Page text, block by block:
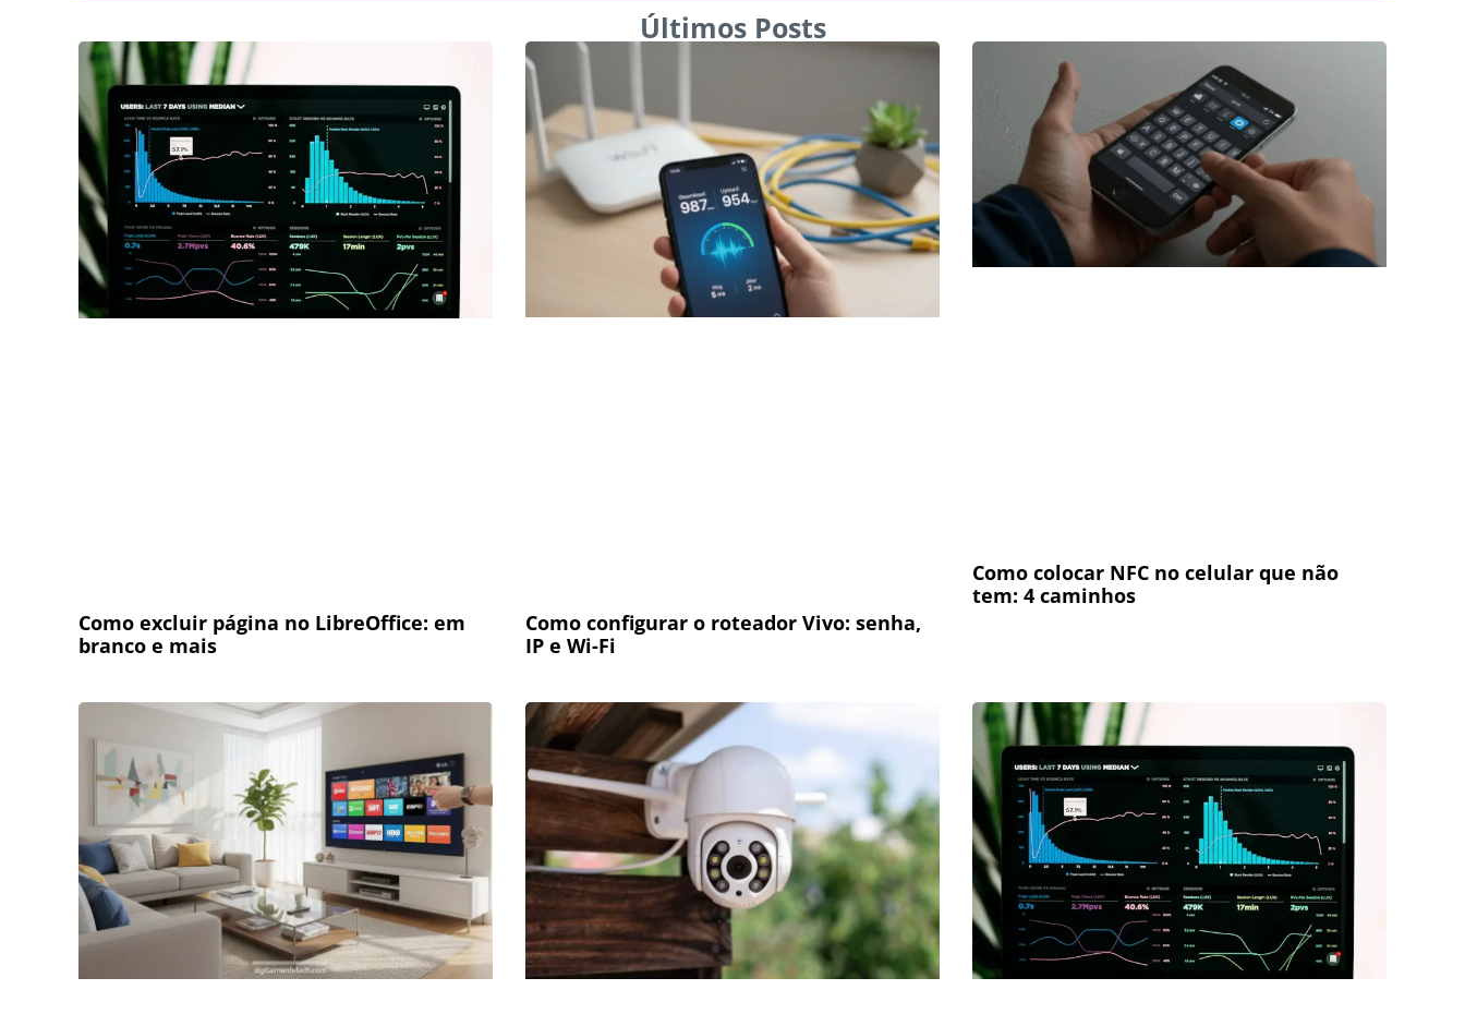
Últimos Posts
Como excluir página no LibreOffice: em
branco e mais
Como configurar o roteador Vivo: senha,
IP e Wi-Fi
Como colocar NFC no celular que não
tem: 4 caminhos